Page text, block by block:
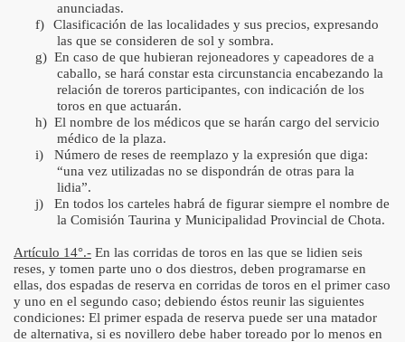
anunciadas.
f)
Clasificación de las localidades y sus precios, expresando
las que se consideren de sol y sombra.
g) En caso de que hubieran rejoneadores y capeadores de a
caballo, se hará constar esta circunstancia encabezando la
relación de toreros participantes, con indicación de los
toros en que actuarán.
h) El nombre de los médicos que se harán cargo del servicio
médico de la plaza.
i)
Número de reses de reemplazo y la expresión que diga:
“una vez utilizadas no se dispondrán de otras para la
lidia”.
j)
En todos los carteles habrá de figurar siempre el nombre de
la Comisión Taurina y Municipalidad Provincial de Chota.
Artículo 14°.- En las corridas de toros en las que se lidien seis
reses, y tomen parte uno o dos diestros, deben programarse en
ellas, dos espadas de reserva en corridas de toros en el primer caso
y uno en el segundo caso; debiendo éstos reunir las siguientes
condiciones: El primer espada de reserva puede ser una matador
de alternativa, si es novillero debe haber toreado por lo menos en